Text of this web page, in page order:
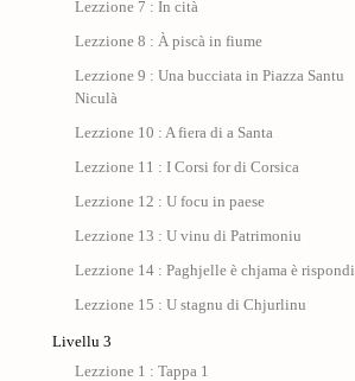
Lezzione 7 : In cità
Lezzione 8 : À piscà in fiume
Lezzione 9 : Una bucciata in Piazza Santu
Niculà
Lezzione 10 : A fiera di a Santa
Lezzione 11 : I Corsi for di Corsica
Lezzione 12 : U focu in paese
Lezzione 13 : U vinu di Patrimoniu
Lezzione 14 : Paghjelle è chjama è rispondi
Lezzione 15 : U stagnu di Chjurlinu
Livellu 3
Lezzione 1 : Tappa 1